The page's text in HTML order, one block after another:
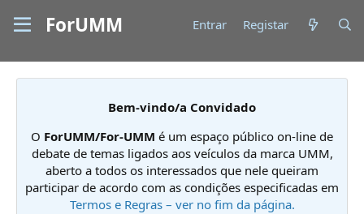
ForUMM Entrar Registar
Bem-vindo/a Convidado
O ForUMM/For-UMM é um espaço público on-line de
debate de temas ligados aos veículos da marca UMM,
aberto a todos os interessados que nele queiram
participar de acordo com as condições especificadas em
Termos e Regras – ver no fim da página.